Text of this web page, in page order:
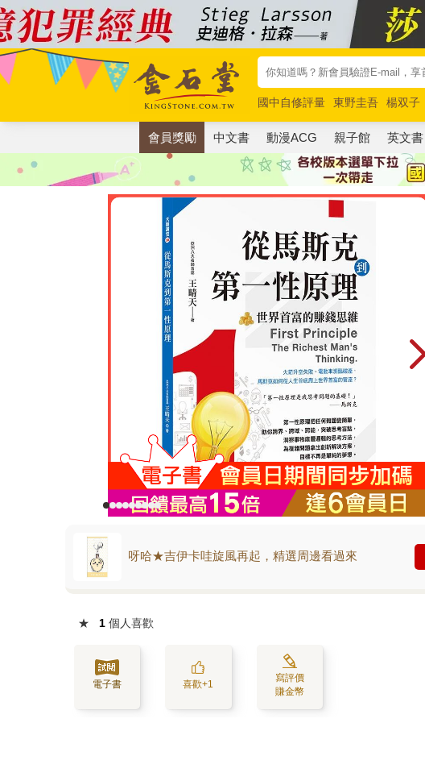
國中自修評量 東野圭吾 楊双子
唯紅花綻放
奧德賽 路邊攤新作
會員獎勵 中文書 動漫ACG 親子館 英文書
呀哈★吉伊卡哇旋風再起，精選周邊看過來
★ 1 個人喜歡
電子書 喜歡+1
寫評價
賺金幣